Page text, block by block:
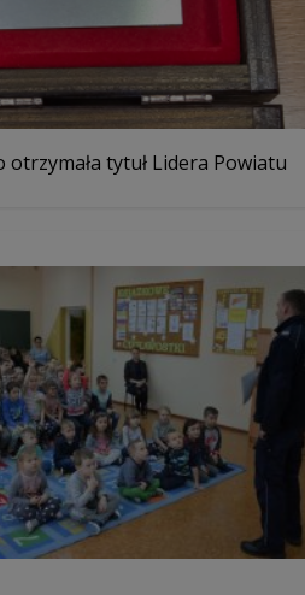
otrzymała tytuł Lidera Powiatu